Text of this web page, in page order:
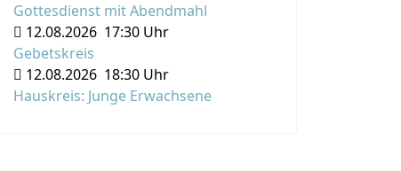
Gottesdienst mit Abendmahl
12.08.2026 17:30 Uhr
Gebetskreis
12.08.2026 18:30 Uhr
Hauskreis: Junge Erwachsene